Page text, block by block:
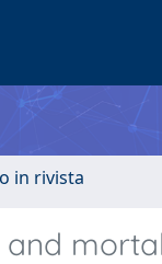
in rivista